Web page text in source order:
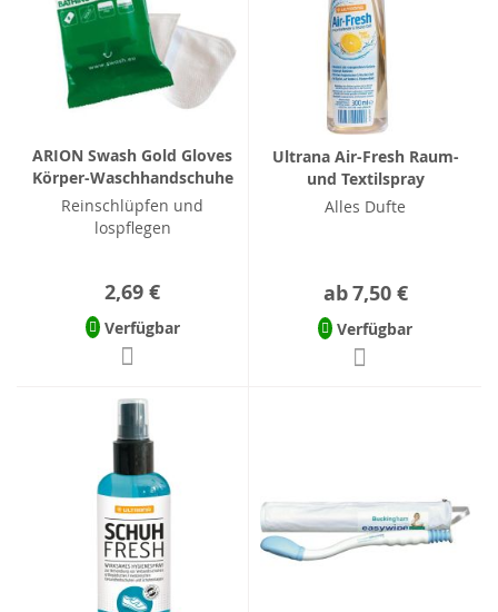
ARION Swash Gold Gloves
Körper-Waschhandschuhe
Reinschlüpfen und
lospflegen
2,69 €
Verfügbar
Ultrana Air-Fresh Raum-
und Textilspray
Alles Dufte
ab7,50 €
Verfügbar